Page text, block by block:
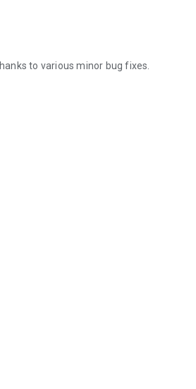
to various minor bug fixes.